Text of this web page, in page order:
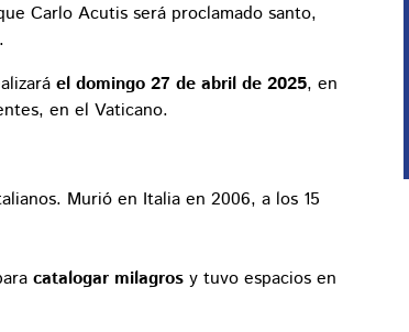
Carlo Acutis será proclamado santo,
.
el domingo 27 de abril de 2025, en
en el Vaticano.
Murió en Italia en 2006, a los 15
catalogar milagros y tuvo espacios en